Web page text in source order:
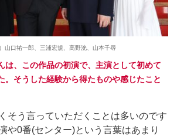
）山口祐一郎、三浦宏規、高野洸、山本千尋
は、この作品の初演で、主演として初めて
。そうした経験から得たものや感じたこと
そう言っていただくことは多いのです
や0番(センター)という言葉はあまり